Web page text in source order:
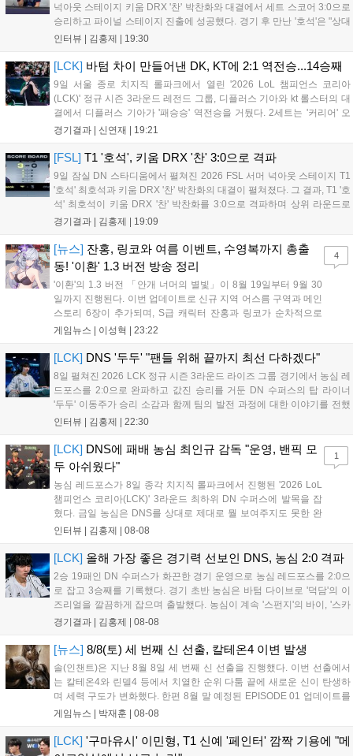
넉아웃 스테이지 키움 DRX '찬' 박찬화와 대결에서 세트 스코어 3:0으로
승리하고 파이널 스테이지 진출에 성공했다. 경기 후 만난 '호석'은 "상대
가 강하지만, 내가 할 것만 잘하면 충분히 승산이 있을 것 같았다"고 말하
인터뷰 | 김홍제 | 19:30
[LCK] 바텀 차이 만들어낸 DK, KT에 2:1 역전승...14승째
9일 서울 종로 치지직 롤파크에서 열린 '2026 LoL 챔피언스 코리아
(LCK)' 정규 시즌 3라운드 레전드 그룹, 디플러스 기아와 kt 롤스터의 대
결에서 디플러스 기아가 '패승승' 역전승을 거뒀다. 2세트는 '커리어' 오
현석의 메이킹과 '쇼메이커' 허수의 캐리력이 빛났고, 3세트에서는 라인
경기결과 | 신연재 | 19:21
[FSL] T1 '호석', 키움 DRX '찬' 3:0으로 격파
9일 잠실 DN 스타디움에서 펼쳐진 2026 FSL 서머 넉아웃 스테이지 T1
'호석' 최호석과 키움 DRX '찬' 박찬화의 대결이 펼쳐졌다. 그 결과, T1 '호
석' 최호석이 키움 DRX '찬' 박찬화를 3:0으로 격파하며 상위 라운드로
진출했고, '찬'은 탈락하고 말았다. 경기 초반, 5분 만에 골 찬스를 잡은
경기결과 | 김홍제 | 19:09
[뉴스] 잔홍, 링코와 여름 이벤트, 수영복까지 총출
동! '이환' 1.3 버전 방송 정리
'이환'의 1.3 버전 「안개 너머의 별빛」이 8월 19일부터 9월 30
일까지 진행된다. 이번 업데이트로 신규 지역 어스름 구역과 메인
스토리 6장이 추가되며, S급 캐릭터 잔홍과 링코가 순차적으로
등장한다. 여름 시즌을 맞아 비치발리볼, 수상 오토바이 등 다채
의성도 강화된다. 8월 11일까지 사용 가능한 교환 코드 3종이 제
게임뉴스 | 이성혁 | 23:22
4
[LCK] DNS '두두' "팬들 위해 끝까지 최선 다하겠다"
8일 펼쳐진 2026 LCK 정규 시즌 3라운드 라이즈 그룹 경기에서 농심 레
드포스를 2:0으로 완파하고 값진 승리를 거둔 DN 수퍼스의 탑 라이너
'두두' 이동주가 승리 소감과 함께 팀의 발전 과정에 대한 이야기를 전했
다. 먼저 오랜만의 2:0 완승에 대해 '두두'는 "진짜 오랜만에 거둔 2:0 승
인터뷰 | 김홍제 | 22:30
[LCK] DNS에 패배 농심 최인규 감독 "운영, 밴픽 모
두 아쉬웠다"
농심 레드포스가 8일 종각 치지직 롤파크에서 진행된 '2026 LoL
챔피언스 코리아(LCK)' 3라운드 최하위 DN 수퍼스에 발목을 잡
혔다. 금일 농심은 DNS를 상대로 제대로 뭘 보여주지도 못한 완
패를 당하고 말았다. 이하 농심 레드포스 최인규 감독과 '리헨즈'
인규 감독 : 모든 경...
인터뷰 | 김홍제 | 08-08
1
[LCK] 올해 가장 좋은 경기력 선보인 DNS, 농심 2:0 격파
2승 19패인 DN 수퍼스가 화끈한 경기 운영으로 농심 레드포스를 2:0으
로 잡고 3승째를 기록했다. 경기 초반 농심은 바텀 다이브로 '덕담'의 이
즈리얼을 깔끔하게 잡으며 출발했다. 농심이 계속 '스펀지'의 바이, '스카
웃'의 신드라가 맹활약하며 초반부터 잡은 주도권을 계속 잘 굴렸다.
었...
경기결과 | 김홍제 | 08-08
[뉴스] 8/8(토) 세 번째 신 선출, 칼테온4 이변 발생
솔(인챈트)은 지난 8월 8일 세 번째 신 선출을 진행했다. 이번 선출에서
는 칼테온4와 린델4 등에서 치열한 순위 다툼 끝에 새로운 신이 탄생하
며 세력 구도가 변화했다. 한편 8월 말 예정된 EPISODE 01 업데이트를
통해 월드 콘텐츠가 추가될 예정이며, 이를 통해 추후 주신 및 절대신에
더욱 가속화될 전망이다....
게임뉴스 | 박재훈 | 08-08
[LCK] '구마유시' 이민형, T1 신예 '페인터' 깜짝 기용에 "메